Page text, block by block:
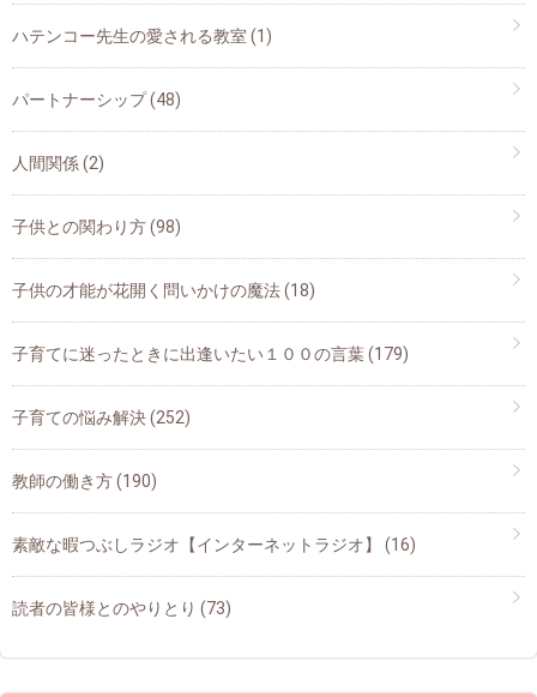
ハテンコー先生の愛される教室 (1)
パートナーシップ(48)
人間関係(2)
子供との関わり方(98)
子供の才能が花開く問いかけの魔法(18)
子育てに迷ったときに出逢いたい１００の言葉(179)
子育ての悩み解決(252)
教師の働き方(190)
素敵な暇つぶしラジオ【インターネットラジオ】 (16)
読者の皆様とのやりとり (73)